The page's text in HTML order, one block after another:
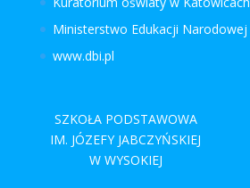
Ministerstwo Edukacji Narodowej
www.dbi.pl
SZKOŁA PODSTAWOWA
IM. JÓZEFY JABCZYŃSKIEJ
W WYSOKIEJ